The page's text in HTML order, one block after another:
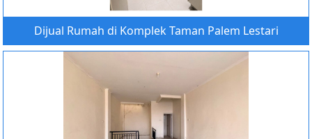
Dijual Rumah di Komplek Taman Palem Lestari